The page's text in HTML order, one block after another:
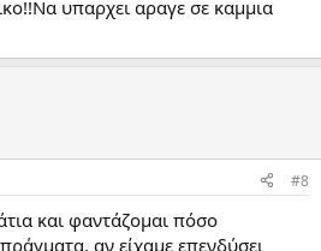
υπαρχει αραγε σε καμμια
#8
και φαντάζομαι πόσο
αν είχαμε επενδύσει